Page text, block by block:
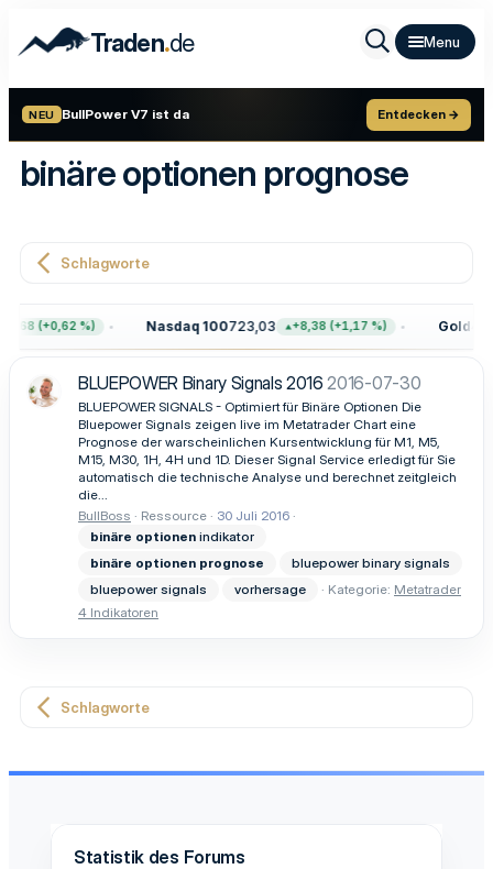
Traden.de
NEU BullPower V7 ist da Entdecken →
binäre optionen prognose
Schlagworte
(+0,62 %) Nasdaq 100723,03 +8,38 (+1,17 %) Gold
BLUEPOWER Binary Signals 2016 2016-07-30
BLUEPOWER SIGNALS - Optimiert für Binäre Optionen Die
Bluepower Signals zeigen live im Metatrader Chart eine
Prognose der warscheinlichen Kursentwicklung für M1, M5,
M15, M30, 1H, 4H und 1D. Dieser Signal Service erledigt für Sie
automatisch die technische Analyse und berechnet zeitgleich
die...
BullBoss
Ressource
30 Juli 2016
binäre optionen indikator
binäre optionen prognose
bluepower binary signals
bluepower signals
vorhersage Kategorie: Metatrader
4 Indikatoren
Schlagworte
Statistik des Forums